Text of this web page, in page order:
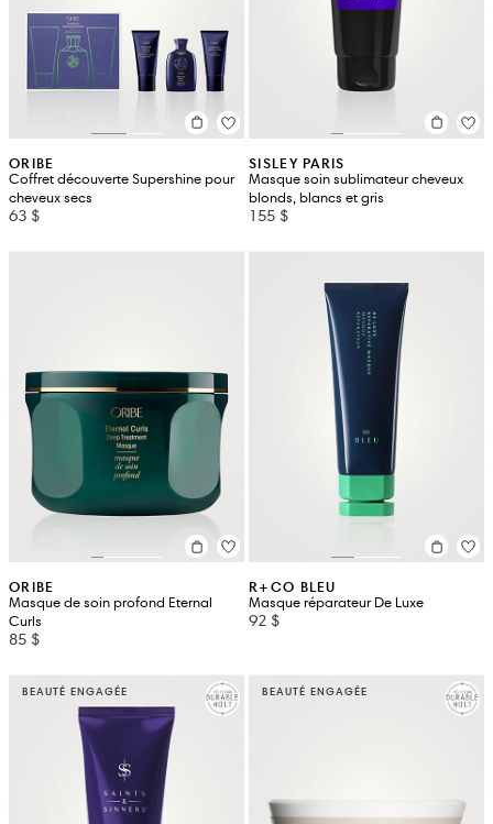
ORIBE
Coffret découverte Supershine pour
cheveux secs
63 $
SISLEY PARIS
Masque soin sublimateur cheveux
blonds, blancs et gris
155 $
ORIBE
Masque de soin profond Eternal
Curls
85 $
R+CO BLEU
Masque réparateur De Luxe
92 $
BEAUTÉ ENGAGÉE BEAUTÉ ENGAGÉE